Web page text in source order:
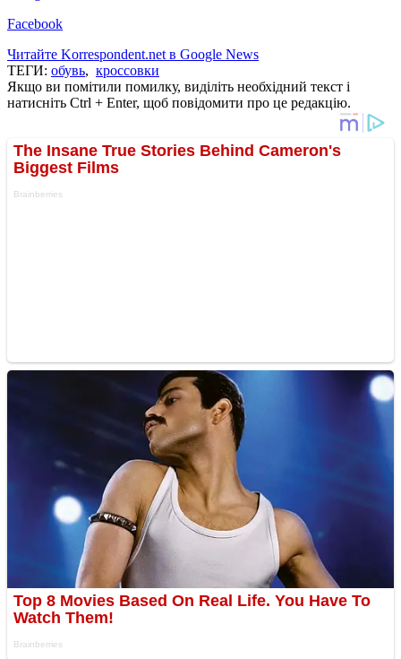
Facebook
Читайте Korrespondent.net в Google News
ТЕГИ: обувь, кроссовки
Якщо ви помітили помилку, виділіть необхідний текст і
натисніть Ctrl + Enter, щоб повідомити про це редакцію.